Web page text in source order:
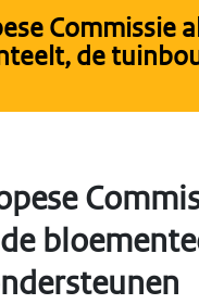
Commissie
de